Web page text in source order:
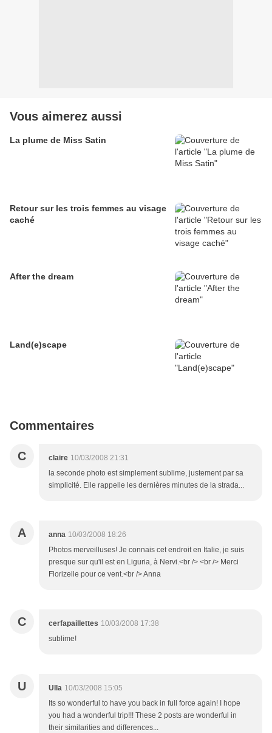
Vous aimerez aussi
La plume de Miss Satin
Retour sur les trois femmes au visage
caché
After the dream
Land(e)scape
Commentaires
C claire 10/03/2008 21:31
la seconde photo est simplement sublime, justement par sa
simplicité. Elle rappelle les dernières minutes de la strada...
A anna 10/03/2008 18:26
Photos merveilluses! Je connais cet endroit en Italie, je suis
presque sur qu'il est en Liguria, à Nervi.<br /> <br /> Merci
Florizelle pour ce vent.<br /> Anna
C cerfapaillettes 10/03/2008 17:38
sublime!
U Ulla 10/03/2008 15:05
Its so wonderful to have you back in full force again! I hope
you had a wonderful trip!!! These 2 posts are wonderful in
their similarities and differences...